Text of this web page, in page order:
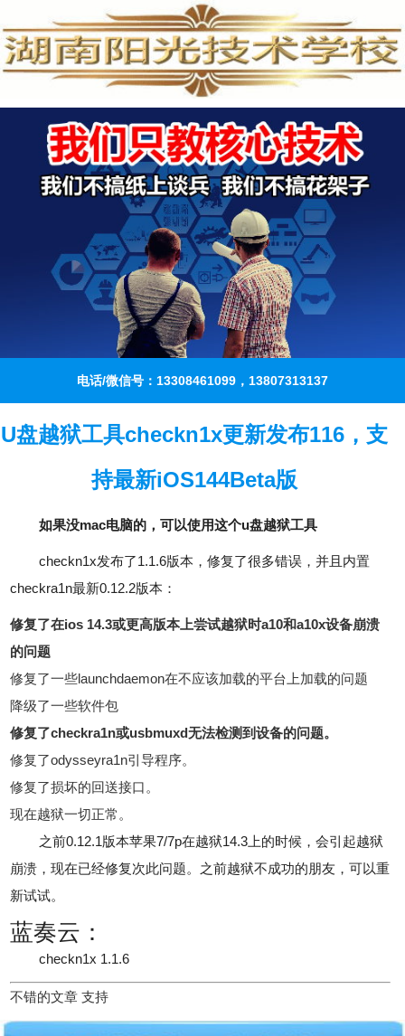
电话/微信号：13308461099，13807313137
U盘越狱工具checkn1x更新发布116，支
持最新iOS144Beta版
如果没mac电脑的，可以使用这个u盘越狱工具
checkn1x发布了1.1.6版本，修复了很多错误，并且内置
checkra1n最新0.12.2版本：
修复了在ios 14.3或更高版本上尝试越狱时a10和a10x设备崩溃
的问题
修复了一些launchdaemon在不应该加载的平台上加载的问题
降级了一些软件包
修复了checkra1n或usbmuxd无法检测到设备的问题。
修复了odysseyra1n引导程序。
修复了损坏的回送接口。
现在越狱一切正常。
之前0.12.1版本苹果7/7p在越狱14.3上的时候，会引起越狱
崩溃，现在已经修复次此问题。之前越狱不成功的朋友，可以重
新试试。
蓝奏云：
checkn1x 1.1.6
不错的文章 支持